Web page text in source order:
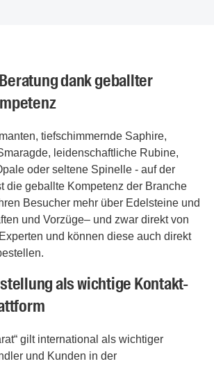
dank geballter
tiefschimmernde Saphire,
leidenschaftliche Rubine,
oder seltene Spinelle - auf der
die geballte Kompetenz der Branche
Besucher mehr über Edelsteine und
und Vorzüge– und zwar direkt von
und können diese auch direkt
als wichtige Kontakt-
gilt international als wichtiger
und Kunden in der